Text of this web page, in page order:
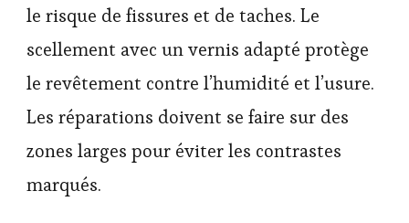
le risque de fissures et de taches. Le
scellement avec un vernis adapté protège
le revêtement contre l’humidité et l’usure.
Les réparations doivent se faire sur des
zones larges pour éviter les contrastes
marqués.